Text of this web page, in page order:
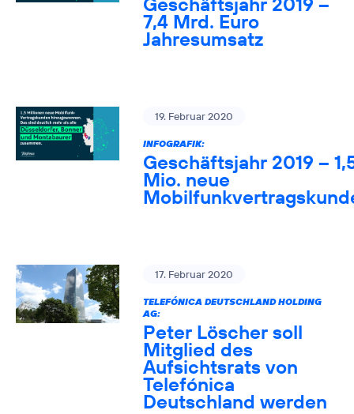
7,4 Mrd. Euro
Jahresumsatz
19. Februar 2020
INFOGRAFIK:
Geschäftsjahr 2019 –
Mio. neue
17. Februar 2020
TELEFÓNICA DEUTSCHLAND HOLDING
AG:
Peter Löscher soll
Mitglied des
Aufsichtsrats von
Telefónica
Deutschland werden